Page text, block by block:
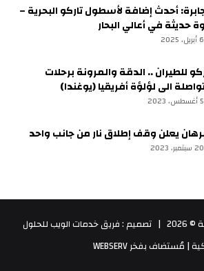
أحدث إضافة لأسطول تاركو البحرية –
حديثة في أعالي البحار
6 أبريل، 2025
للطيران .. الدقة والمرونة برحلات
الى لؤلؤة أفريقيا (يوغندا)
5 أغسطس، 2023
يعلن وقف إطلاق نار من جانب واحد
20 سبتمبر، 2023
|
تصميم : فريق خدمات الويب للحلول
| مُستضاف بفخرWEBSERV